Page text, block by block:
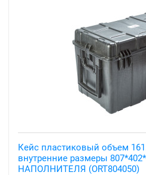
Кейс пластиковый объем
внутренние размеры
НАПОЛНИТЕЛЯ (ORT804050)